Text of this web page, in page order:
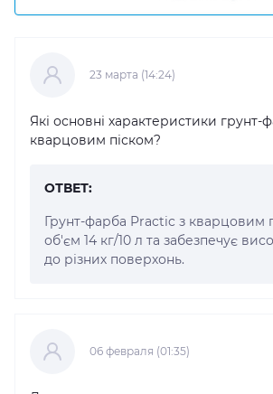
23 марта (14:24)
Які основні характеристики
кварцовим піском?
ОТВЕТ:
Грунт-фарба Practic з кварцовим
об'єм 14 кг/10 л та забезпечує
до різних поверхонь.
06 февраля (01:35)